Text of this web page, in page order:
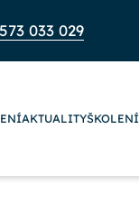
033 029
AKTUALITYŠKOLENÍ